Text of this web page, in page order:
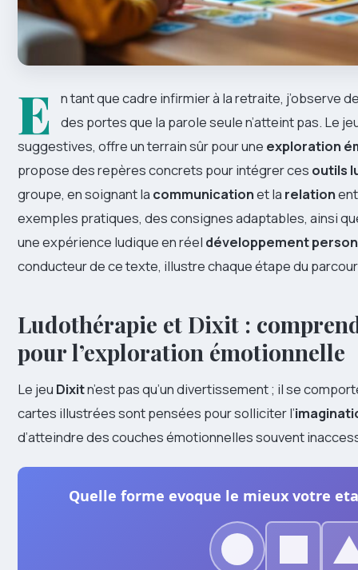
E
n tant que cadre infirmier à la retraite, j’observe
des portes que la parole seule n’atteint pas. Le
suggestives, offre un terrain sûr pour une exploration
propose des repères concrets pour intégrer ces outils
groupe, en soignant la communicationet la relation
exemples pratiques, des consignes adaptables, ainsi
une expérience ludique en réel développement
conducteur de ce texte, illustre chaque étape du
Ludothérapie et Dixit :
pour l’exploration émotionnelle
Le jeu Dixitn’est pas qu’un divertissement ; il se
cartes illustrées sont pensées pour solliciter l’
d’atteindre des couches émotionnelles souvent
Quelle forme evoque le mieux votre